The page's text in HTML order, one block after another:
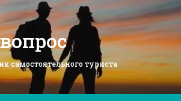
самостоятельного туриста